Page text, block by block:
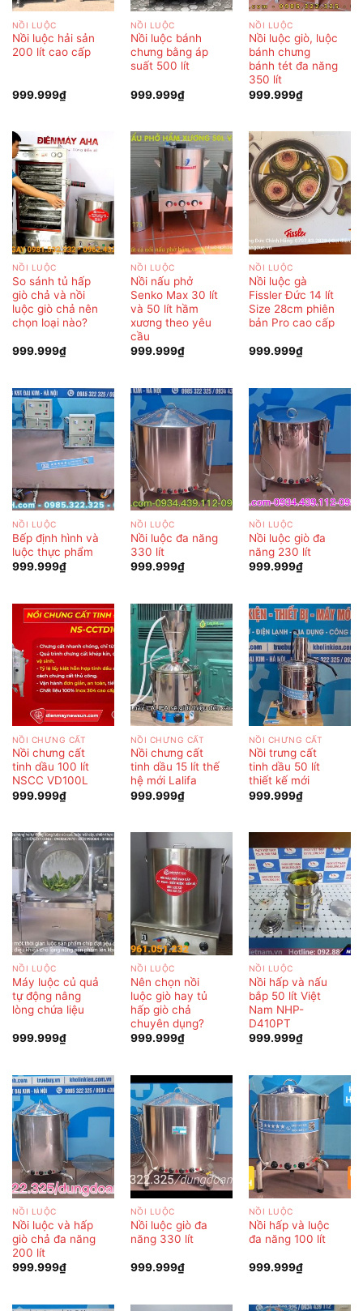
NỒI LUỘC
Nồi luộc hải sản
200 lít cao cấp
999.999₫
NỒI LUỘC
Nồi luộc bánh
chưng bằng áp
suất 500 lít
999.999₫
NỒI LUỘC
Nồi luộc giò, luộc
bánh chưng
bánh tét đa năng
350 lít
999.999₫
NỒI LUỘC
So sánh tủ hấp
giò chả và nồi
luộc giò chả nên
chọn loại nào?
999.999₫
NỒI LUỘC
Nồi nấu phở
Senko Max 30 lít
và 50 lít hầm
xương theo yêu
cầu
999.999₫
NỒI LUỘC
Nồi luộc gà
Fissler Đức 14 lít
Size 28cm phiên
bản Pro cao cấp
999.999₫
NỒI LUỘC
Bếp định hình và
luộc thực phẩm
999.999₫
NỒI LUỘC
Nồi luộc đa năng
330 lít
999.999₫
NỒI LUỘC
Nồi luộc giò đa
năng 230 lít
999.999₫
NỒI CHƯNG CẤT
Nồi chưng cất
tinh dầu 100 lít
NSCC VD100L
999.999₫
NỒI CHƯNG CẤT
Nồi chưng cất
tinh dầu 15 lít thế
hệ mới Lalifa
999.999₫
NỒI CHƯNG CẤT
Nồi trưng cất
tinh dầu 50 lít
thiết kế mới
999.999₫
NỒI LUỘC
Máy luộc củ quả
tự động nâng
lòng chứa liệu
999.999₫
NỒI LUỘC
Nên chọn nồi
luộc giò hay tủ
hấp giò chả
chuyên dụng?
999.999₫
NỒI LUỘC
Nồi hấp và nấu
bắp 50 lít Việt
Nam NHP-
D410PT
999.999₫
NỒI LUỘC
Nồi luộc và hấp
giò chả đa năng
200 lít
999.999₫
NỒI LUỘC
Nồi luộc giò đa
năng 330 lít
999.999₫
NỒI LUỘC
Nồi hấp và luộc
đa năng 100 lít
999.999₫